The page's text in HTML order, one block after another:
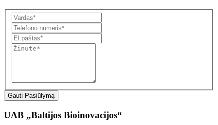
Gauti Pasiūlymą
UAB „Baltijos Bioinovacijos“